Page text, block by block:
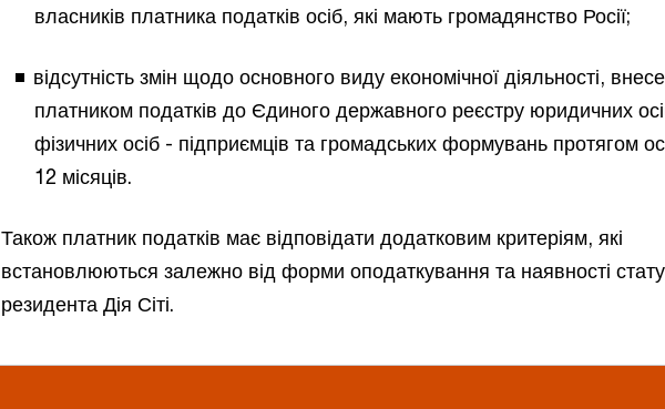
власників платника податків осіб, які мають громадянство Росії;
відсутність змін щодо основного виду економічної діяльності,
платником податків до Єдиного державного реєстру юридичних
фізичних осіб - підприємців та громадських формувань протягом
12 місяців.
Також платник податків має відповідати додатковим критеріям, які
встановлюються залежно від форми оподаткування та наявності
резидента Дія Сіті.